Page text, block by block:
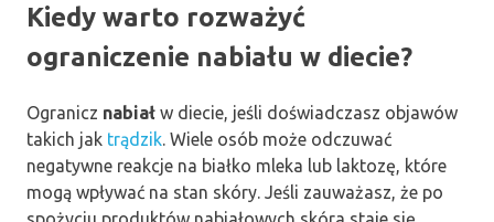
Kiedy warto rozważyć
ograniczenie nabiału w diecie?
Ogranicz nabiał w diecie, jeśli doświadczasz objawów
takich jak trądzik . Wiele osób może odczuwać
negatywne reakcje na białko mleka lub laktozę, które
mogą wpływać na stan skóry. Jeśli zauważasz, że po